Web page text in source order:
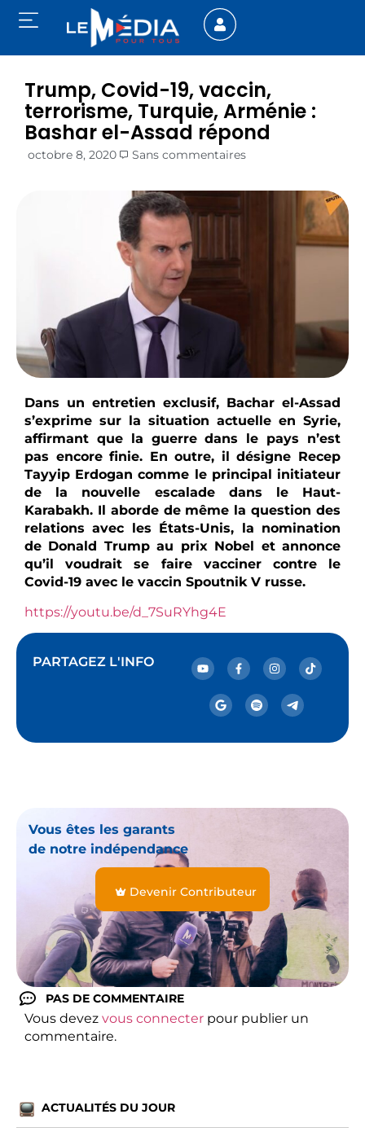
Trump, Covid-19, vaccin,
terrorisme, Turquie, Arménie :
Bashar el-Assad répond
octobre 8, 2020 Sans commentaires
Dans un entretien exclusif, Bachar el-Assad
s’exprime sur la situation actuelle en Syrie,
affirmant que la guerre dans le pays n’est
pas encore finie. En outre, il désigne Recep
Tayyip Erdogan comme le principal initiateur
de la nouvelle escalade dans le Haut-
Karabakh. Il aborde de même la question des
relations avec les États-Unis, la nomination
de Donald Trump au prix Nobel et annonce
qu’il voudrait se faire vacciner contre le
Covid-19 avec le vaccin Spoutnik V russe.
https://youtu.be/d_7SuRYhg4E
PARTAGEZ L'INFO
Vous êtes les garants
de notre indépendance
Devenir Contributeur
PAS DE COMMENTAIRE
Vous devez vous connecter pour publier un
commentaire.
ACTUALITÉS DU JOUR